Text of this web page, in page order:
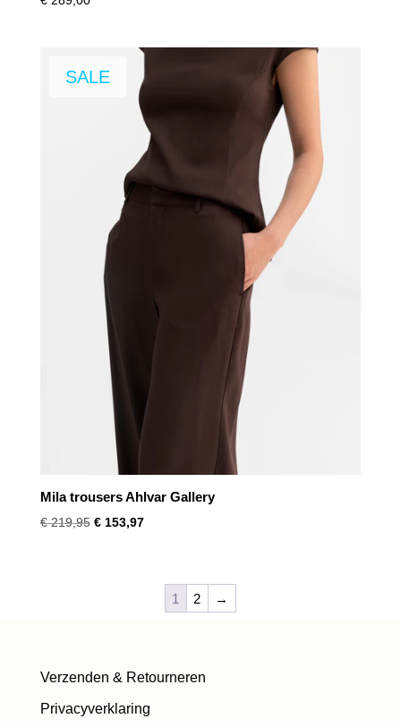
SALE
Mila trousers Ahlvar Gallery
€219,95 Oorspronkelijke
€153,97Huidige
€ 153,97.
1 2 →
Verzenden & Retourneren
Privacyverklaring